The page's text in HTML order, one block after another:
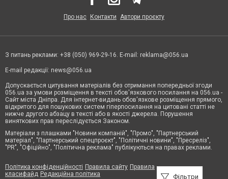
Фільтри
Про нас Контакти Автори проєкту
З питань реклами: +38 (050) 969-29-16. E-mail: reklama@056.ua
E-mail редакції: news@056.ua
Допускається цитування матеріалів без отримання попередньої згоди
056.ua за умови розміщення в тексті обов'язкового посилання на 056.ua -
Сайт міста Дніпра. Для інтернет-видань обов'язкове розміщення прямого,
відкритого для пошукових систем гіперпосилання на цитовані статті не
нижче другого абзацу в тексті або в якості джерела. Порушення
виняткових прав переслідується Законом.
Матеріали з плашками "Новини компаній", "Промо", "Партнерський
матеріал", "Партнерський спецпроєкт", "Політичні новини", "Пресреліз",
"PR", "Офіційно", "Політична реклама" публікуються на правах реклами.
Політика конфіденційності Правила сайту Правила
класифайд Редакційна політика